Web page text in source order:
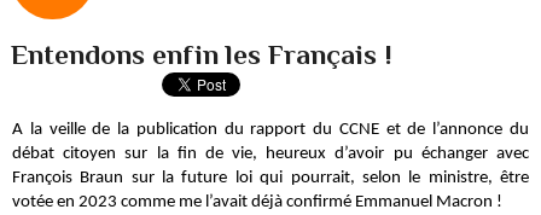
Entendons enfin les Français !
A la veille de la publication du rapport du CCNE et de l’annonce du
débat citoyen sur la fin de vie, heureux d’avoir pu échanger avec
François Braun sur la future loi qui pourrait, selon le ministre, être
votée en 2023 comme me l’avait déjà confirmé Emmanuel Macron !